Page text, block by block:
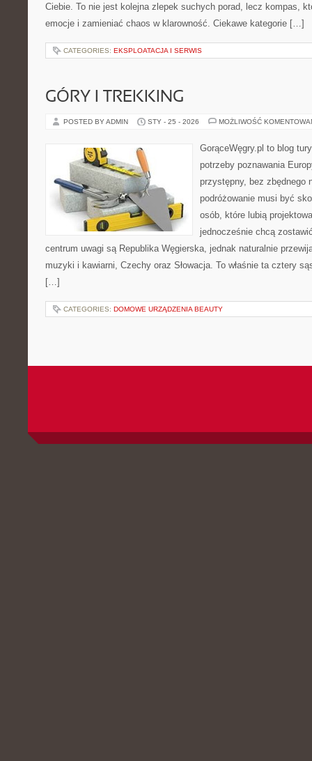
Ciebie. To nie jest kolejna zlepek suchych porad, lecz kompas,
emocje i zamieniać chaos w klarowność. Ciekawe kategorie […]
CATEGORIES: EKSPLOATACJA I SERWIS
GÓRY I TREKKING
POSTED BY ADMIN STY - 25 - 2026 MOŻLIWOŚĆ
GorąceWęgry.pl to blog
potrzeby poznawania
przystępny, bez zbędnego
podróżowanie musi być
osób, które lubią
jednocześnie chcą
centrum uwagi są Republika Węgierska, jednak naturalnie
muzyki i kawiarni, Czechy oraz Słowacja. To właśnie ta cztery
[…]
CATEGORIES: DOMOWE URZĄDZENIA BEAUTY